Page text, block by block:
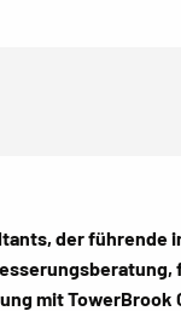
der führende
mit TowerBrook